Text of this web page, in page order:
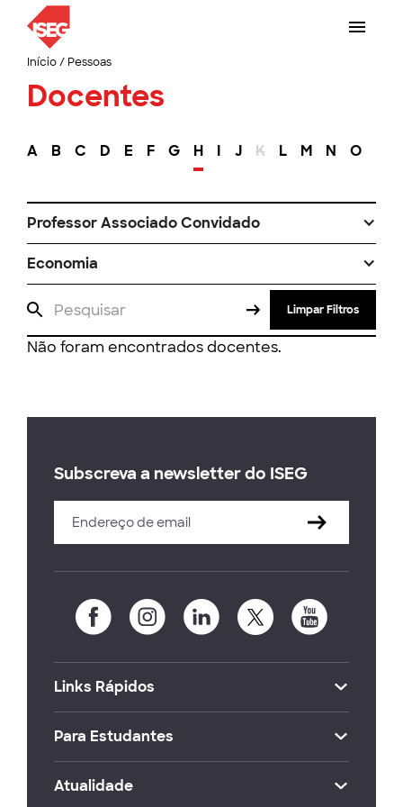
Início/ Pessoas
Docentes
A B C D E F G H I J K L M N O
Professor Associado Convidado
Economia
Limpar Filtros
Não foram encontrados docentes.
Subscreva a newsletter do ISEG
Links Rápidos
Para Estudantes
Atualidade